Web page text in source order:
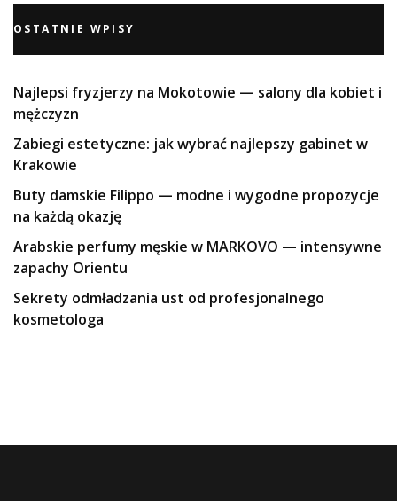
OSTATNIE WPISY
Najlepsi fryzjerzy na Mokotowie — salony dla kobiet i
mężczyzn
Zabiegi estetyczne: jak wybrać najlepszy gabinet w
Krakowie
Buty damskie Filippo — modne i wygodne propozycje
na każdą okazję
Arabskie perfumy męskie w MARKOVO — intensywne
zapachy Orientu
Sekrety odmładzania ust od profesjonalnego
kosmetologa